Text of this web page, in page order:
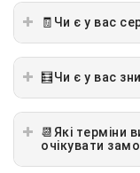
🧾Чи є у вас
🧮Чи є у вас
📆Які терміни
очікувати